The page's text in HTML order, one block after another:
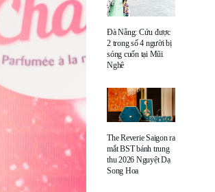
Đà Nẵng: Cứu được
2 trong số 4 người bị
sóng cuốn tại Mũi
Nghê
The Reverie Saigon ra
mắt BST bánh trung
thu 2026 Nguyệt Dạ
Song Hoa